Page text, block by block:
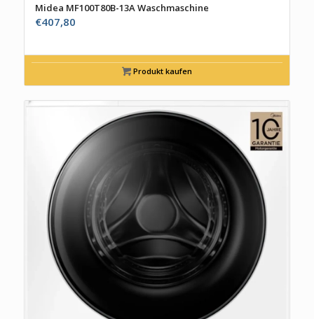
Midea MF100T80B-13A Waschmaschine
€407,80
Produkt kaufen